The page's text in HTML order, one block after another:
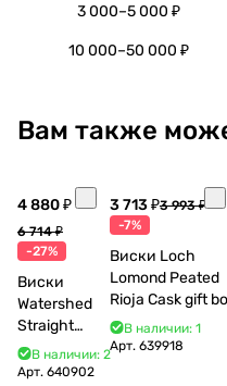
3 000–5 000 ₽
10 000–50 000 ₽
Вам также
4 880 ₽
6 714 ₽
-27%
Виски
Watershed
Straight
Bourbon 750
мл
В наличии: 2
Арт. 640902
3 713 ₽3 993 ₽
-7%
Виски Loch
Lomond Peated
Rioja Cask gift
700 мл 40%
В наличии: 1
Арт. 639918